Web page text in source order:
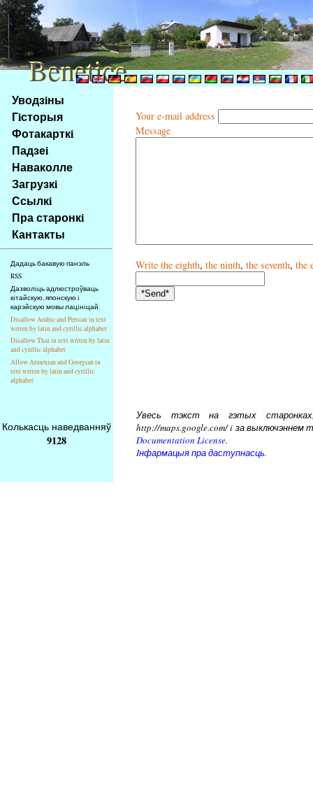
Na
obsah
stránky
Klávesové
zkratky
tomto
webu
základní
Hlavní
strana
Уводзiны
Гiсторыя
Фотакарткi
Падзеi
Наваколле
Загрузкi
Ссылкi
Пра старонкi
Кантакты
Дадаць бакавую панэль
RSS
Дазволiць адлюстроўваць
кiтайскую, японскую i
карэйскую мовы лацiнiцай.
Disallow Arabic and Persian in text
writen by latin and cyrillic alphabet
Disallow Thai in text writen by latin
and cyrillic alphabet
Allow Armenian and Georgian in
text writen by latin and cyrillic
alphabet
Your e-mail address
Message
Write the eighth, the ninth, the seventh, the
Колькасць наведванняў
9128
Увесь тэкст на гэтых
http://maps.google.com/ i за
Documentation License.
Iнфармацыя пра даступнасць.
Benetice
Benetice